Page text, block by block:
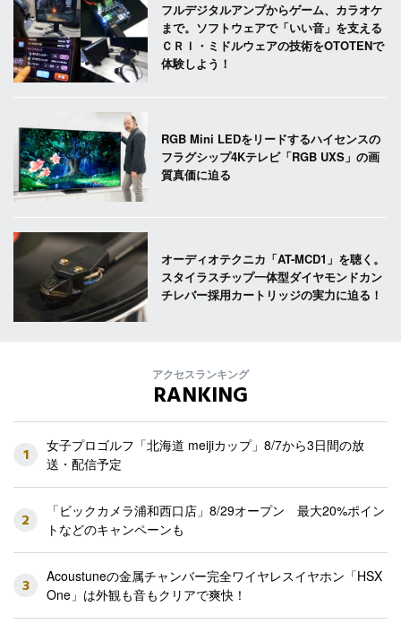
フルデジタルアンプからゲーム、カラオケ
まで。ソフトウェアで「いい音」を支える
ＣＲＩ・ミドルウェアの技術をOTOTENで
体験しよう！
RGB Mini LEDをリードするハイセンスの
フラグシップ4Kテレビ「RGB UXS」の画
質真価に迫る
オーディオテクニカ「AT-MCD1」を聴く。
スタイラスチップ一体型ダイヤモンドカン
チレバー採用カートリッジの実力に迫る！
アクセスランキング
RANKING
1
女子プロゴルフ「北海道 meijiカップ」8/7から3日間の放
送・配信予定
2
「ビックカメラ浦和西口店」8/29オープン 最大20%ポイン
トなどのキャンペーンも
3
Acoustuneの金属チャンバー完全ワイヤレスイヤホン「HSX
One」は外観も音もクリアで爽快！